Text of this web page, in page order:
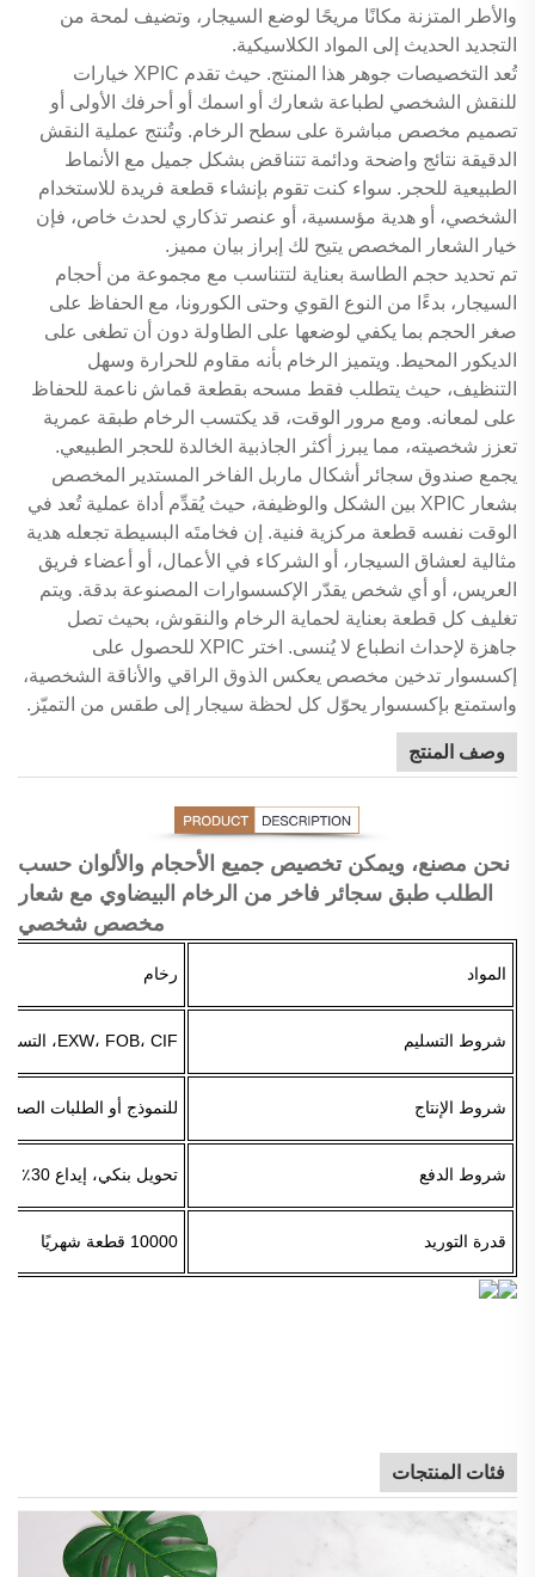
والأطر المتزنة مكانًا مريحًا لوضع السيجار، وتضيف لمحة من
التجديد الحديث إلى المواد الكلاسيكية.
تُعد التخصيصات جوهر هذا المنتج. حيث تقدم XPIC خيارات
للنقش الشخصي لطباعة شعارك أو اسمك أو أحرفك الأولى أو
تصميم مخصص مباشرة على سطح الرخام. وتُنتج عملية النقش
الدقيقة نتائج واضحة ودائمة تتناقض بشكل جميل مع الأنماط
الطبيعية للحجر. سواء كنت تقوم بإنشاء قطعة فريدة للاستخدام
الشخصي، أو هدية مؤسسية، أو عنصر تذكاري لحدث خاص، فإن
خيار الشعار المخصص يتيح لك إبراز بيان مميز.
تم تحديد حجم الطاسة بعناية لتتناسب مع مجموعة من أحجام
السيجار، بدءًا من النوع القوي وحتى الكورونا، مع الحفاظ على
صغر الحجم بما يكفي لوضعها على الطاولة دون أن تطغى على
الديكور المحيط. ويتميز الرخام بأنه مقاوم للحرارة وسهل
التنظيف، حيث يتطلب فقط مسحه بقطعة قماش ناعمة للحفاظ
على لمعانه. ومع مرور الوقت، قد يكتسب الرخام طبقة عمرية
تعزز شخصيته، مما يبرز أكثر الجاذبية الخالدة للحجر الطبيعي.
يجمع صندوق سجائر أشكال ماربل الفاخر المستدير المخصص
بشعار XPIC بين الشكل والوظيفة، حيث يُقدِّم أداة عملية تُعد في
الوقت نفسه قطعة مركزية فنية. إن فخامتَه البسيطة تجعله هدية
مثالية لعشاق السيجار، أو الشركاء في الأعمال، أو أعضاء فريق
العريس، أو أي شخص يقدّر الإكسسوارات المصنوعة بدقة. ويتم
تغليف كل قطعة بعناية لحماية الرخام والنقوش، بحيث تصل
جاهزة لإحداث انطباع لا يُنسى. اختر XPIC للحصول على
إكسسوار تدخين مخصص يعكس الذوق الراقي والأناقة الشخصية،
واستمتع بإكسسوار يحوّل كل لحظة سيجار إلى طقس من التميّز.
وصف المنتج
نحن مصنع، ويمكن تخصيص جميع الأحجام والألوان حسب
الطلب طبق سجائر فاخر من الرخام البيضاوي مع شعار
مخصص شخصي
المواد رخام
شروط التسليم EXW، FOB، CIF، التسليم السريع
شروط الإنتاج للنموذج أو الطلبات الصغيرة من 3 إلى
شروط الدفع تحويل بنكي، إيداع 30٪ والباقي مقابل نسخة بوليصة الشحن
قدرة التوريد 10000 قطعة شهريًا
فئات المنتجات